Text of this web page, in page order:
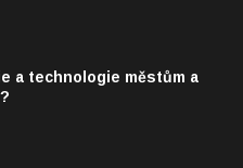
a technologie městům a